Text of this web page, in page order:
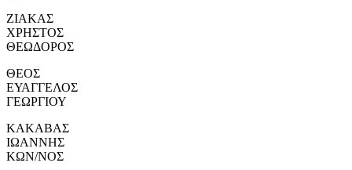
ΖΙΑΚΑΣ
ΧΡΗΣΤΟΣ
ΘΕΩΔΟΡΟΣ
ΘΕΟΣ
ΕΥΑΓΓΕΛΟΣ
ΓΕΩΡΓΙΟΥ
ΚΑΚΑΒΑΣ
ΙΩΑΝΝΗΣ
ΚΩΝ/ΝΟΣ